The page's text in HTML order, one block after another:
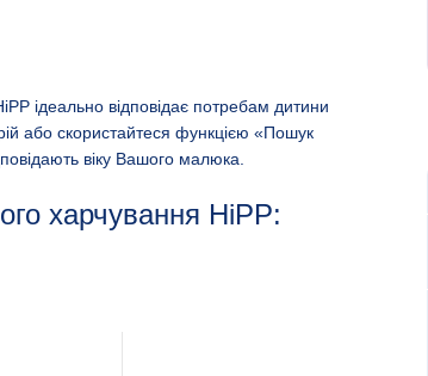
ідеально відповідає потребам дитини
або скористайтеся функцією «Пошук
віку Вашого малюка.
харчування HiPP: